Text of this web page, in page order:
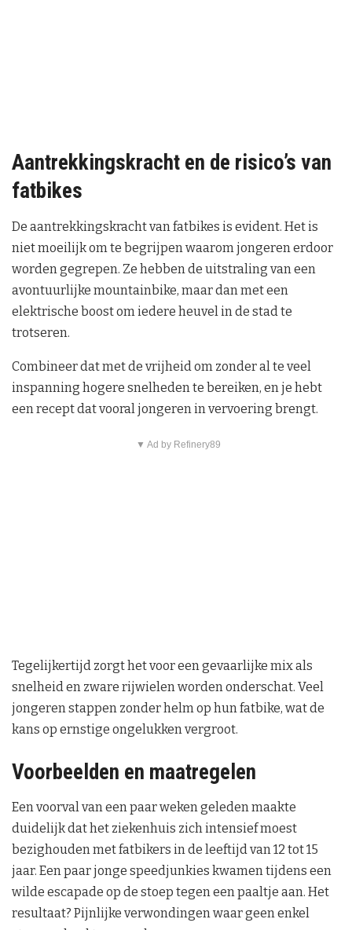
Aantrekkingskracht en de risico’s van
fatbikes
De aantrekkingskracht van fatbikes is evident. Het is
niet moeilijk om te begrijpen waarom jongeren erdoor
worden gegrepen. Ze hebben de uitstraling van een
avontuurlijke mountainbike, maar dan met een
elektrische boost om iedere heuvel in de stad te
trotseren.
Combineer dat met de vrijheid om zonder al te veel
inspanning hogere snelheden te bereiken, en je hebt
een recept dat vooral jongeren in vervoering brengt.
▼ Ad by Refinery89
Tegelijkertijd zorgt het voor een gevaarlijke mix als
snelheid en zware rijwielen worden onderschat. Veel
jongeren stappen zonder helm op hun fatbike, wat de
kans op ernstige ongelukken vergroot.
Voorbeelden en maatregelen
Een voorval van een paar weken geleden maakte
duidelijk dat het ziekenhuis zich intensief moest
bezighouden met fatbikers in de leeftijd van 12 tot 15
jaar. Een paar jonge speedjunkies kwamen tijdens een
wilde escapade op de stoep tegen een paaltje aan. Het
resultaat? Pijnlijke verwondingen waar geen enkel